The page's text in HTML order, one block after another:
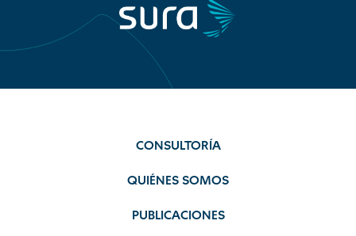
CONSULTORÍA
QUIÉNES SOMOS
PUBLICACIONES